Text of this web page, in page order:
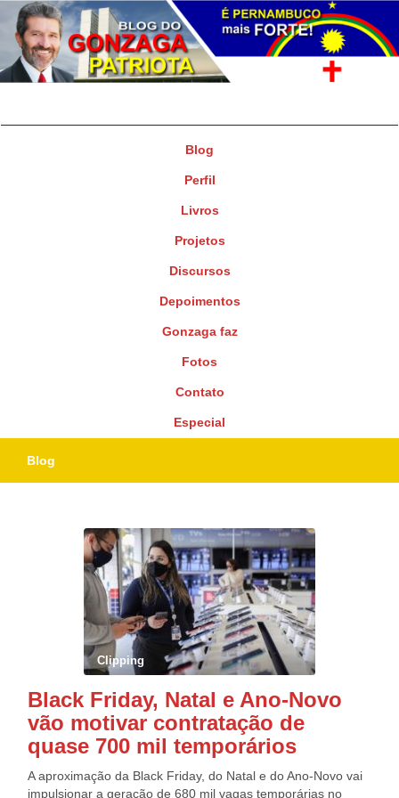
Blog
Perfil
Livros
Projetos
Discursos
Depoimentos
Gonzaga faz
Fotos
Contato
Especial
Blog
Clipping
Black Friday, Natal e Ano-Novo
vão motivar contratação de
quase 700 mil temporários
A aproximação da Black Friday, do Natal e do Ano-Novo vai
impulsionar a geração de 680 mil vagas temporárias no